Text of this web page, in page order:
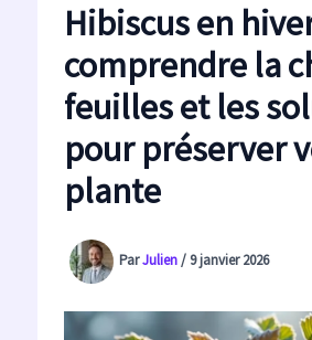
Hibiscus en
comprendre la
feuilles et les
pour préserver
plante
ParJulien/ 9 janvier 2026